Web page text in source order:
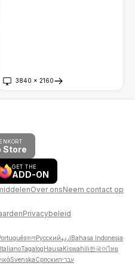
3840 × 2160
Openen
Store
GET THE
ADD-ON
Over onsNeem contact op
Privacybeleid
বাংলাРусскийاردوBahasa Indonesia
ItalianoTagalogHausaKiswahili한국어ไทย
SvenskaСрпскиעברית